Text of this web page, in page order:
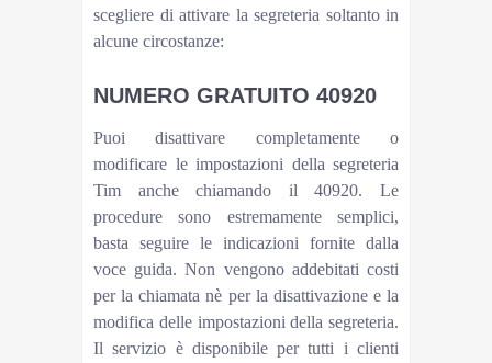
scegliere di attivare la segreteria soltanto in
alcune circostanze:
NUMERO GRATUITO 40920
Puoi disattivare completamente o
modificare le impostazioni della segreteria
Tim anche chiamando il 40920. Le
procedure sono estremamente semplici,
basta seguire le indicazioni fornite dalla
voce guida. Non vengono addebitati costi
per la chiamata nè per la disattivazione e la
modifica delle impostazioni della segreteria.
Il servizio è disponibile per tutti i clienti